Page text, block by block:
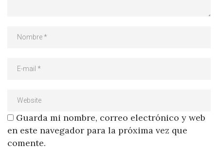
Guarda mi nombre, correo electrónico y web
en este navegador para la próxima vez que
comente.